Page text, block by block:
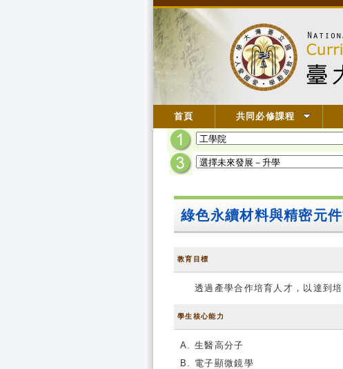
首頁 共同必修課程
綠色永續材料與精密元
教育目標
透過產學合作培育人才，以達到
學生核心能力
生醫高分子
電子顯微鏡學